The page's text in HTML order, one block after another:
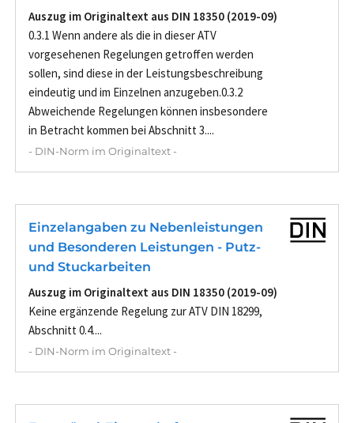
Auszug im Originaltext aus DIN 18350 (2019-09)
0.3.1 Wenn andere als die in dieser ATV
vorgesehenen Regelungen getroffen werden
sollen, sind diese in der Leistungsbeschreibung
eindeutig und im Einzelnen anzugeben.0.3.2
Abweichende Regelungen können insbesondere
in Betracht kommen bei Abschnitt 3....
- DIN-Norm im Originaltext -
Einzelangaben zu Nebenleistungen
und Besonderen Leistungen - Putz-
und Stuckarbeiten
Auszug im Originaltext aus DIN 18350 (2019-09)
Keine ergänzende Regelung zur ATV DIN 18299,
Abschnitt 0.4....
- DIN-Norm im Originaltext -